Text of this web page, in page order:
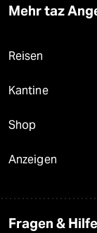
Mehr taz
Reisen
Kantine
Shop
Anzeigen
Fragen & Hilfe